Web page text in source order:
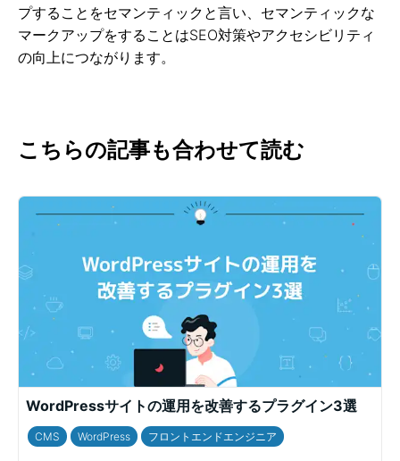
プすることをセマンティックと言い、セマンティックな
マークアップをすることはSEO対策やアクセシビリティ
の向上につながります。
こちらの記事も合わせて読む
WordPressサイトの運用を改善するプラグイン3選
CMS WordPress フロントエンドエンジニア